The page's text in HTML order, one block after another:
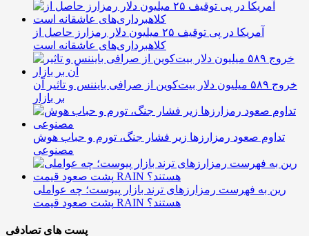
آمریکا در پی توقیف ۲۵ میلیون دلار رمزارز حاصل از
کلاهبرداری‌های عاشقانه است
خروج ۵۸۹ میلیون دلار بیت‌کوین از صرافی بایننس و تاثیر آن
بر بازار
تداوم صعود رمزارزها زیر فشار جنگ، تورم و حباب هوش
مصنوعی
رین به فهرست رمزارزهای ترند بازار پیوست؛ چه عواملی
پشت صعود قیمت RAIN هستند؟
پست های تصادفی